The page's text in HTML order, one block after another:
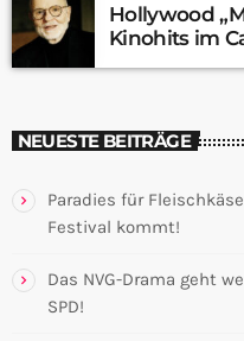
Hollywood
Kinohits im
NEUESTE BEITRÄGE
Paradies für
Festival kommt!
Das NVG-Drama geht
SPD!